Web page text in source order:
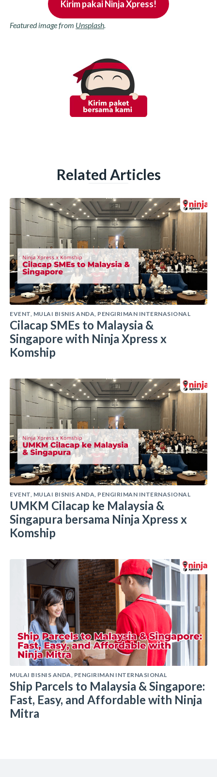
Kirim pakai Ninja Xpress!
Featured image from Unsplash.
Related Articles
EVENT MULAI BISNIS ANDA PENGIRIMAN INTERNASIONAL
Cilacap SMEs to Malaysia &
Singapore with Ninja Xpress x
Komship
EVENT MULAI BISNIS ANDA PENGIRIMAN INTERNASIONAL
UMKM Cilacap ke Malaysia &
Singapura bersama Ninja Xpress x
Komship
MULAI BISNIS ANDA PENGIRIMAN INTERNASIONAL
Ship Parcels to Malaysia & Singapore:
Fast, Easy, and Affordable with Ninja
Mitra